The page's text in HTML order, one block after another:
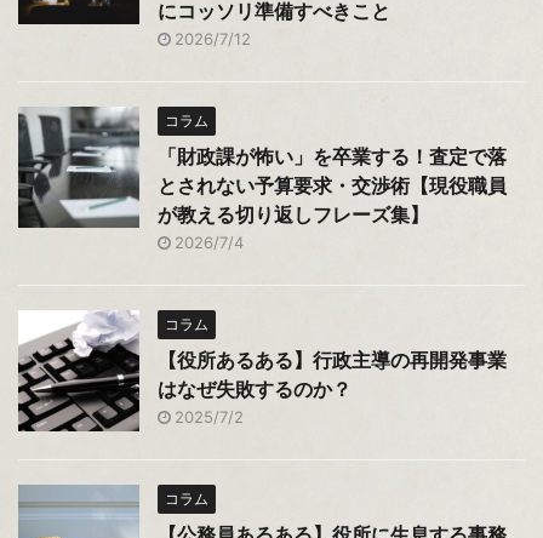
にコッソリ準備すべきこと
2026/7/12
コラム
「財政課が怖い」を卒業する！査定で落
とされない予算要求・交渉術【現役職員
が教える切り返しフレーズ集】
2026/7/4
コラム
【役所あるある】行政主導の再開発事業
はなぜ失敗するのか？
2025/7/2
コラム